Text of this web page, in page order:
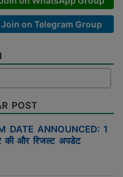
Join on Telegram Group
POST
DATE ANNOUNCED: 1
की और रिजल्ट अपडेट